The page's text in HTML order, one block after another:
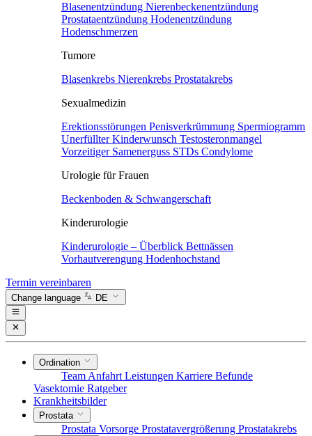
Blasenentzündung Nierenbeckenentzündung
Prostataentzündung Hodenentzündung
Hodenschmerzen
Tumore
Blasenkrebs Nierenkrebs Prostatakrebs
Sexualmedizin
Erektionsstörungen Penisverkrümmung Spermiogramm
Unerfüllter Kinderwunsch Testosteronmangel
Vorzeitiger Samenerguss STDs Condylome
Urologie für Frauen
Beckenboden & Schwangerschaft
Kinderurologie
Kinderurologie – Überblick Bettnässen
Vorhautverengung Hodenhochstand
Termin vereinbaren
Change language DE
Ordination
Team Anfahrt Leistungen Karriere Befunde
Vasektomie Ratgeber
Krankheitsbilder
Prostata
Prostata Vorsorge Prostatavergrößerung Prostatakrebs